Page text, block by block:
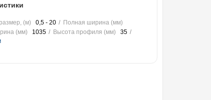
(м) 0,5 - 20
Полная ширина (мм)
(мм) 1035 Высота профиля (мм) 35